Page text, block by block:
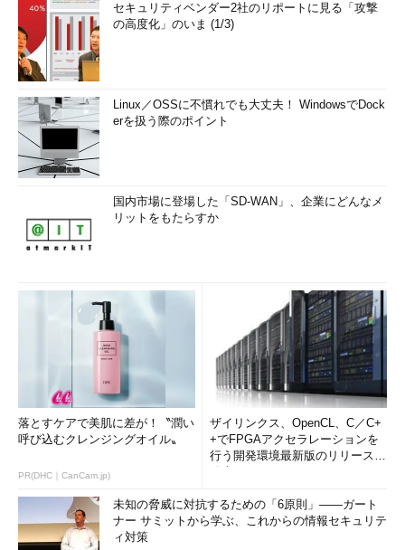
セキュリティベンダー2社のリポートに見る「攻撃
の高度化」のいま (1/3)
Linux／OSSに不慣れでも大丈夫！ WindowsでDock
erを扱う際のポイント
国内市場に登場した「SD-WAN」、企業にどんなメ
リットをもたらすか
落とすケアで美肌に差が！〝潤い
呼び込むクレンジングオイル〟
PR(DHC｜CanCam.jp)
ザイリンクス、OpenCL、C／C+
+でFPGAアクセラレーションを
行う開発環境最新版のリリースを
未知の脅威に対抗するための「6原則」――ガート
ナー サミットから学ぶ、これからの情報セキュリテ
ィ対策